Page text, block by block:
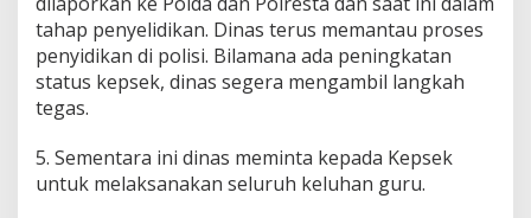
tahap penyelidikan. Dinas terus memantau proses
penyidikan di polisi. Bilamana ada peningkatan
status kepsek, dinas segera mengambil langkah
tegas.
5. Sementara ini dinas meminta kepada Kepsek
untuk melaksanakan seluruh keluhan guru.